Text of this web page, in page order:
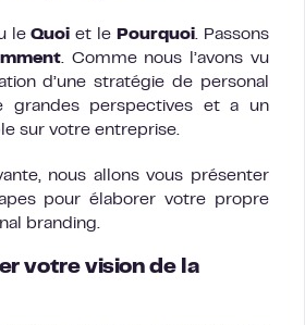
leQuoiet le Pourquoi. Passons
. Comme nous l’avons vu
d’une stratégie de personal
grandes perspectives et a un
sur votre entreprise.
nous allons vous présenter
pour élaborer votre propre
branding.
votre vision de la